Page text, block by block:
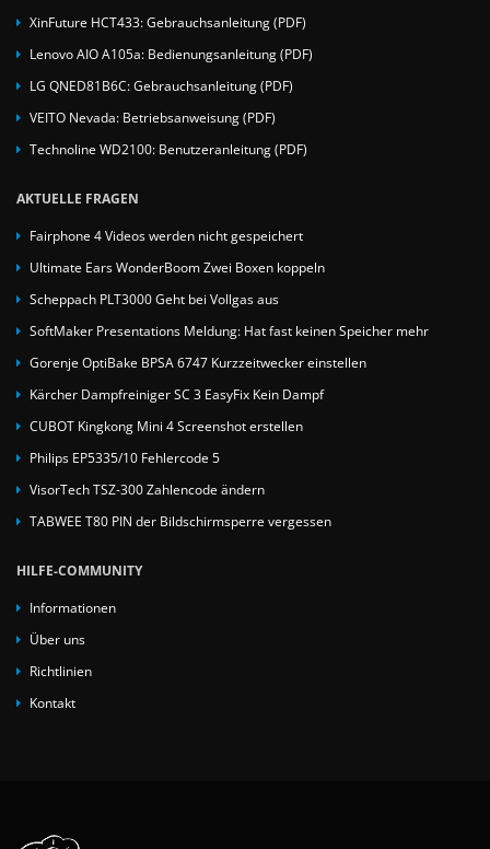
XinFuture HCT433: Gebrauchsanleitung (PDF)
Lenovo AIO A105a: Bedienungsanleitung (PDF)
LG QNED81B6C: Gebrauchsanleitung (PDF)
VEITO Nevada: Betriebsanweisung (PDF)
Technoline WD2100: Benutzeranleitung (PDF)
AKTUELLE FRAGEN
Fairphone 4 Videos werden nicht gespeichert
Ultimate Ears WonderBoom Zwei Boxen koppeln
Scheppach PLT3000 Geht bei Vollgas aus
SoftMaker Presentations Meldung: Hat fast keinen Speicher mehr
Gorenje OptiBake BPSA 6747 Kurzzeitwecker einstellen
Kärcher Dampfreiniger SC 3 EasyFix Kein Dampf
CUBOT Kingkong Mini 4 Screenshot erstellen
Philips EP5335/10 Fehlercode 5
VisorTech TSZ-300 Zahlencode ändern
TABWEE T80 PIN der Bildschirmsperre vergessen
HILFE-COMMUNITY
Informationen
Über uns
Richtlinien
Kontakt